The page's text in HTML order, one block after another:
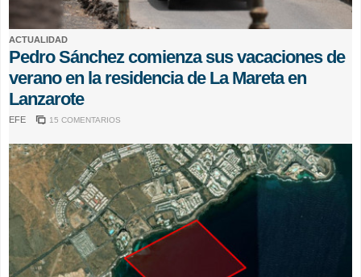
ACTUALIDAD
Pedro Sánchez comienza sus vacaciones de
verano en la residencia de La Mareta en
Lanzarote
EFE 15 COMENTARIOS